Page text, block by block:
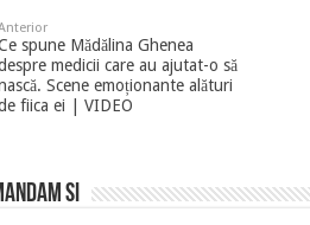
spune Mădălina Ghenea
medicii care au ajutat-o să
Scene emoționante alături
fiica ei | VIDEO
si